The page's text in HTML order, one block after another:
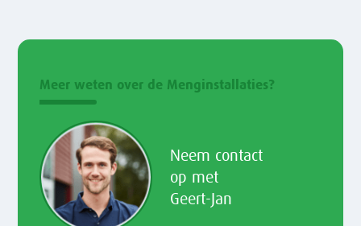
Meer weten over de Menginstallaties?
Neem contact
op met
Geert-Jan